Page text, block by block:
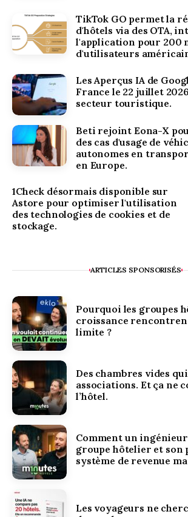
TikTok GO permet la
d'hôtels via des OTA,
l'application pour 200
d'utilisateurs
Les Aperçus IA de
France le 22 juillet
secteur touristique.
Beti rejoint Eona-X
des cas d'usage de
autonomes en
en Europe.
1Check désormais disponible sur
Astore pour optimiser l'utilisation
des technologies de cookies et de
stockage.
ARTICLES SPONSORISÉS
Pourquoi les groupes
croissance
limite ?
Des chambres vides
associations. Et ça ne
l’hôtel.
Comment un
groupe hôtelier et son
système de revenue
Les voyageurs ne